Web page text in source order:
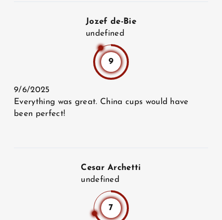
Jozef de-Bie
undefined
9
9/6/2025
Everything was great. China cups would have
been perfect!
Cesar Archetti
undefined
7